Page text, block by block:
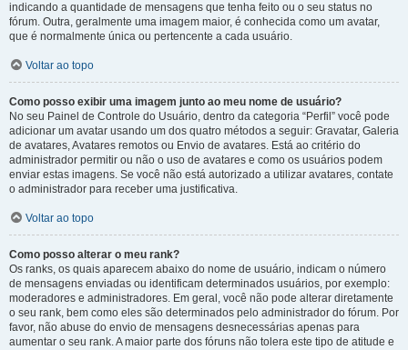
indicando a quantidade de mensagens que tenha feito ou o seu status no
fórum. Outra, geralmente uma imagem maior, é conhecida como um avatar,
que é normalmente única ou pertencente a cada usuário.
Voltar ao topo
Como posso exibir uma imagem junto ao meu nome de usuário?
No seu Painel de Controle do Usuário, dentro da categoria “Perfil” você pode
adicionar um avatar usando um dos quatro métodos a seguir: Gravatar, Galeria
de avatares, Avatares remotos ou Envio de avatares. Está ao critério do
administrador permitir ou não o uso de avatares e como os usuários podem
enviar estas imagens. Se você não está autorizado a utilizar avatares, contate
o administrador para receber uma justificativa.
Voltar ao topo
Como posso alterar o meu rank?
Os ranks, os quais aparecem abaixo do nome de usuário, indicam o número
de mensagens enviadas ou identificam determinados usuários, por exemplo:
moderadores e administradores. Em geral, você não pode alterar diretamente
o seu rank, bem como eles são determinados pelo administrador do fórum. Por
favor, não abuse do envio de mensagens desnecessárias apenas para
aumentar o seu rank. A maior parte dos fóruns não tolera este tipo de atitude e